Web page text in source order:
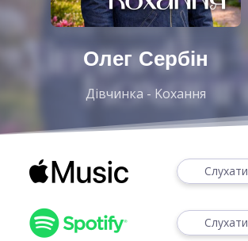
Олег Сербін
Дівчинка - Kохання
Слухати
Слухати